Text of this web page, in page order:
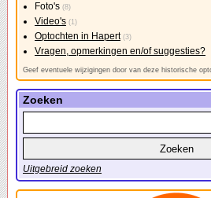
Foto's (8)
Video's (1)
Optochten in Hapert (3)
Vragen, opmerkingen en/of suggesties?
Geef eventuele wijzigingen door van deze historische
Zoeken
Uitgebreid zoeken